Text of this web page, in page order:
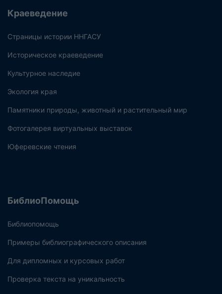
Краеведение
Страницы истории ННГАСУ
Историческое краеведение
Культурное наследие
Экология края
Памятники природы, животный и растительный мир
Фотогалерея виртуальных выставок
Юферевские чтения
БиблиоПомощь
Библиопомощь
Примеры библиографического описания
Для дипломных и курсовых работ
Проверка текста на уникальность